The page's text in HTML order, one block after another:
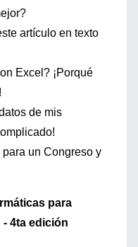
artículo en texto
Excel? ¡Porqué
de mis
un Congreso y
para
4ta edición